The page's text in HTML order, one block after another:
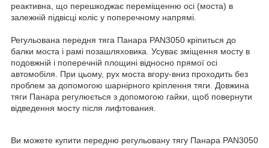
реактивна, що перешкоджає переміщенню осі (моста) в
залежній підвісці коліс у поперечному напрямі.
Регульована передня тяга Панара PAN3050 кріпиться до
балки моста і рамі позашляховика. Усуває зміщення мосту в
подовжній і поперечній площині відносно прямої осі
автомобіля. При цьому, рух моста вгору-вниз проходить без
проблем за допомогою шарнірного кріплення тяги. Довжина
тяги Панара регулюється з допомогою гайки, щоб повернути
відведення мосту після лифтования.
Ви можете купити передню регульовану тягу Панара PAN3050